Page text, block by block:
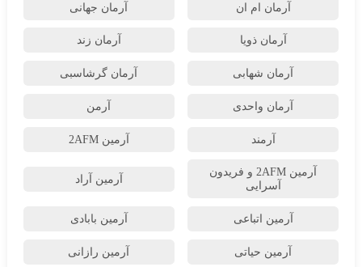
آرمان ام ان آرمان جهانی
آرمان ذویا آرمان زند
آرمان شهابی آرمان گرشاسبی
آرمان واحدی آرمن
آرمند آرمین 2AFM
آرمین 2AFM و فریدون
آسرایی
آرمین آراد
آرمین اتباعی آرمین بابادی
آرمین حیاتی آرمین رازانی